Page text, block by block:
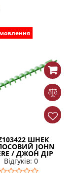
ШНЕК
JOHN
/ ДЖОН ДІР
Відгуків: 0